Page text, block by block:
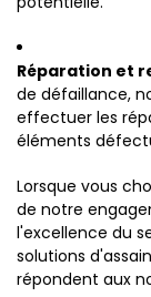
Réparation et
de défaillance,
effectuer les
éléments
Lorsque vous
de notre
l'excellence du
solutions
répondent aux